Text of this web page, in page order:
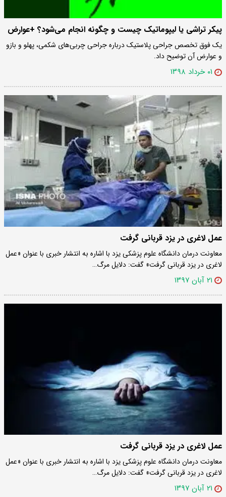
پیکر تراشی یا لیپوماتیک چیست و چگونه انجام مى‌شود؟ +عوارض
یک فوق تخصص جراحى پلاستیک درباره جراحی چربی‌های شکمی، پهلو و بازو
و عوارض آن توضیح داد.
۰۱ خرداد ۱۳۹۸
عمل لاغری در یزد قربانی گرفت
معاونت درمان دانشگاه علوم پزشکی یزد با اشاره به انتشار خبری با عنوان «عمل
لاغری در یزد قربانی گرفت» گفت:‌ دلایل مرگ…
۲۱ آبان ۱۳۹۷
عمل لاغری در یزد قربانی گرفت
معاونت درمان دانشگاه علوم پزشکی یزد با اشاره به انتشار خبری با عنوان «عمل
لاغری در یزد قربانی گرفت» گفت:‌ دلایل مرگ…
۲۱ آبان ۱۳۹۷